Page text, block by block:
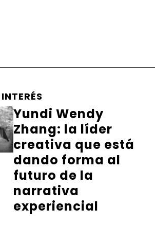
Yundi Wendy
Zhang: la líder
creativa que está
dando forma al
futuro de la
narrativa
experiencial